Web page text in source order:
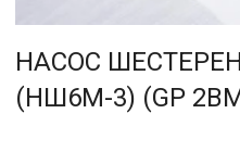
НАСОС
(НШ6М-3) (GP